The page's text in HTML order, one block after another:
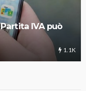
IVA può
1.1K